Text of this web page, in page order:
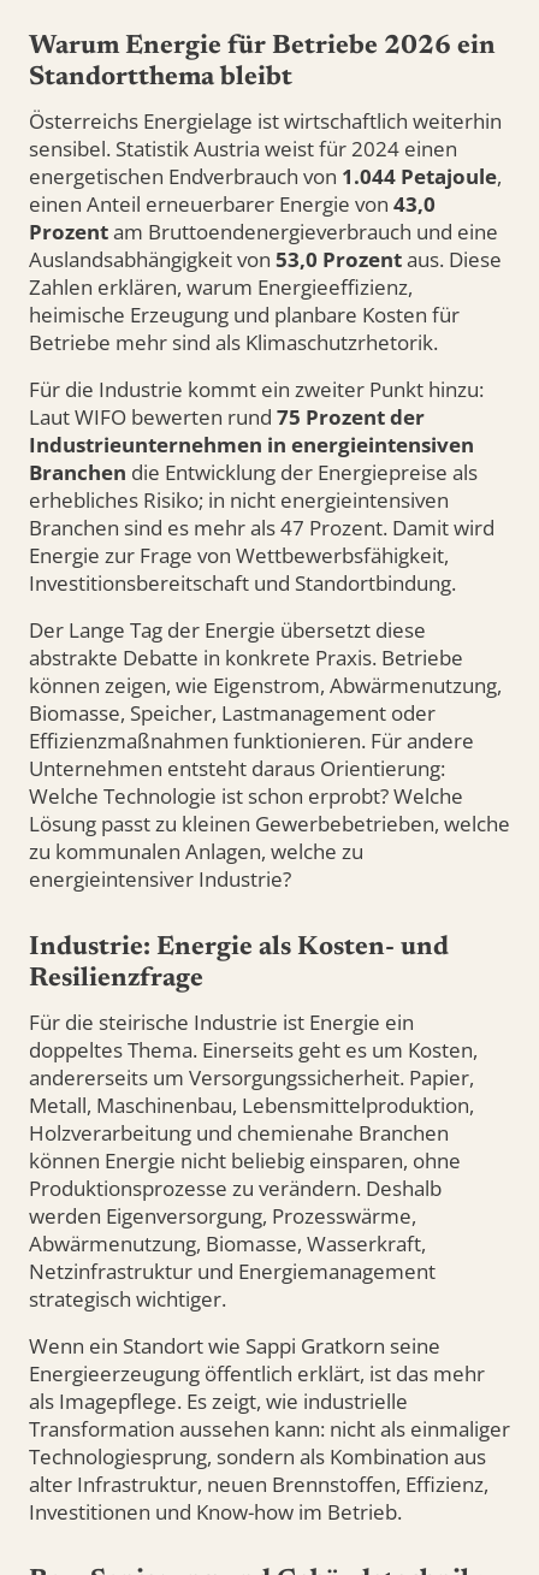
Warum Energie für Betriebe 2026 ein
Standortthema bleibt
Österreichs Energielage ist wirtschaftlich weiterhin
sensibel. Statistik Austria weist für 2024 einen
energetischen Endverbrauch von 1.044 Petajoule,
einen Anteil erneuerbarer Energie von 43,0
Prozentam Bruttoendenergieverbrauch und eine
Auslandsabhängigkeit von 53,0 Prozentaus. Diese
Zahlen erklären, warum Energieeffizienz,
heimische Erzeugung und planbare Kosten für
Betriebe mehr sind als Klimaschutzrhetorik.
Für die Industrie kommt ein zweiter Punkt hinzu:
Laut WIFO bewerten rund 75 Prozent der
Industrieunternehmen in energieintensiven
Branchen die Entwicklung der Energiepreise als
erhebliches Risiko; in nicht energieintensiven
Branchen sind es mehr als 47 Prozent. Damit wird
Energie zur Frage von Wettbewerbsfähigkeit,
Investitionsbereitschaft und Standortbindung.
Der Lange Tag der Energie übersetzt diese
abstrakte Debatte in konkrete Praxis. Betriebe
können zeigen, wie Eigenstrom, Abwärmenutzung,
Biomasse, Speicher, Lastmanagement oder
Effizienzmaßnahmen funktionieren. Für andere
Unternehmen entsteht daraus Orientierung:
Welche Technologie ist schon erprobt? Welche
Lösung passt zu kleinen Gewerbebetrieben, welche
zu kommunalen Anlagen, welche zu
energieintensiver Industrie?
Industrie: Energie als Kosten- und
Resilienzfrage
Für die steirische Industrie ist Energie ein
doppeltes Thema. Einerseits geht es um Kosten,
andererseits um Versorgungssicherheit. Papier,
Metall, Maschinenbau, Lebensmittelproduktion,
Holzverarbeitung und chemienahe Branchen
können Energie nicht beliebig einsparen, ohne
Produktionsprozesse zu verändern. Deshalb
werden Eigenversorgung, Prozesswärme,
Abwärmenutzung, Biomasse, Wasserkraft,
Netzinfrastruktur und Energiemanagement
strategisch wichtiger.
Wenn ein Standort wie Sappi Gratkorn seine
Energieerzeugung öffentlich erklärt, ist das mehr
als Imagepflege. Es zeigt, wie industrielle
Transformation aussehen kann: nicht als einmaliger
Technologiesprung, sondern als Kombination aus
alter Infrastruktur, neuen Brennstoffen, Effizienz,
Investitionen und Know-how im Betrieb.